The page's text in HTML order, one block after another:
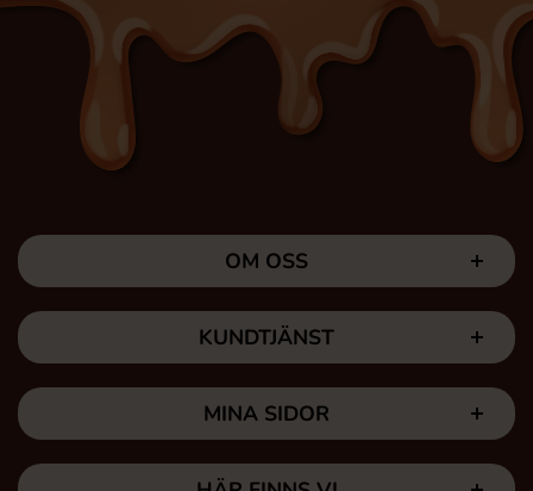
OM OSS
KUNDTJÄNST
MINA SIDOR